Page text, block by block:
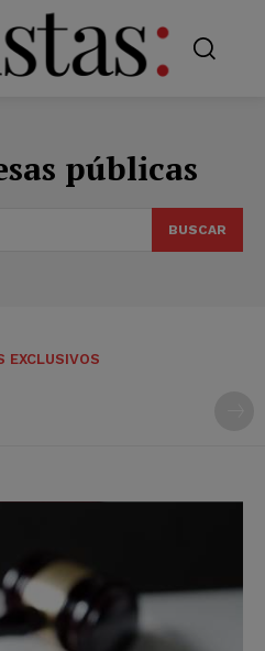
públicas
BUSCAR
EXCLUSIVOS